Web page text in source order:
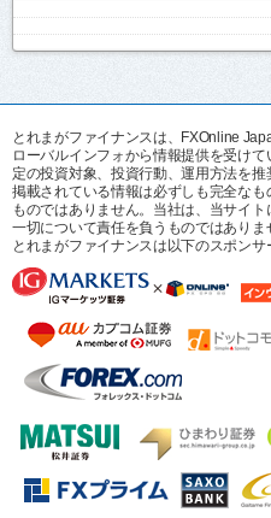
とれまがファイナンスは、FXOnline
ローバルインフォから情報提供を受け
定の投資対象、投資行動、運用方法を
掲載されている情報は必ずしも完全な
ものではありません。当社は、当サイ
一切について責任を負うものではありま
とれまがファイナンスは以下のスポンサ